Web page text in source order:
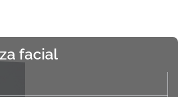
facial